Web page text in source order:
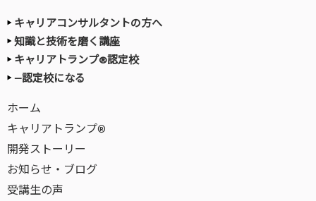
キャリアコンサルタントの方へ
知識と技術を磨く講座
キャリアトランプ®認定校
—認定校になる
ホーム
キャリアトランプ®
開発ストーリー
お知らせ・ブログ
受講生の声